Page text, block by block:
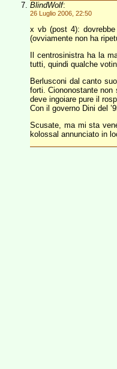
BlindWolf:
26 Luglio 2006, 22:50
x vb (post 4):
(ovviamente non ha
Il centrosinistra ha la
tutti, quindi qualche
Berlusconi dal canto
forti. Ciononostante
deve ingoiare pure il
Con il governo Dini del
Scusate, ma mi sta
kolossal annunciato in